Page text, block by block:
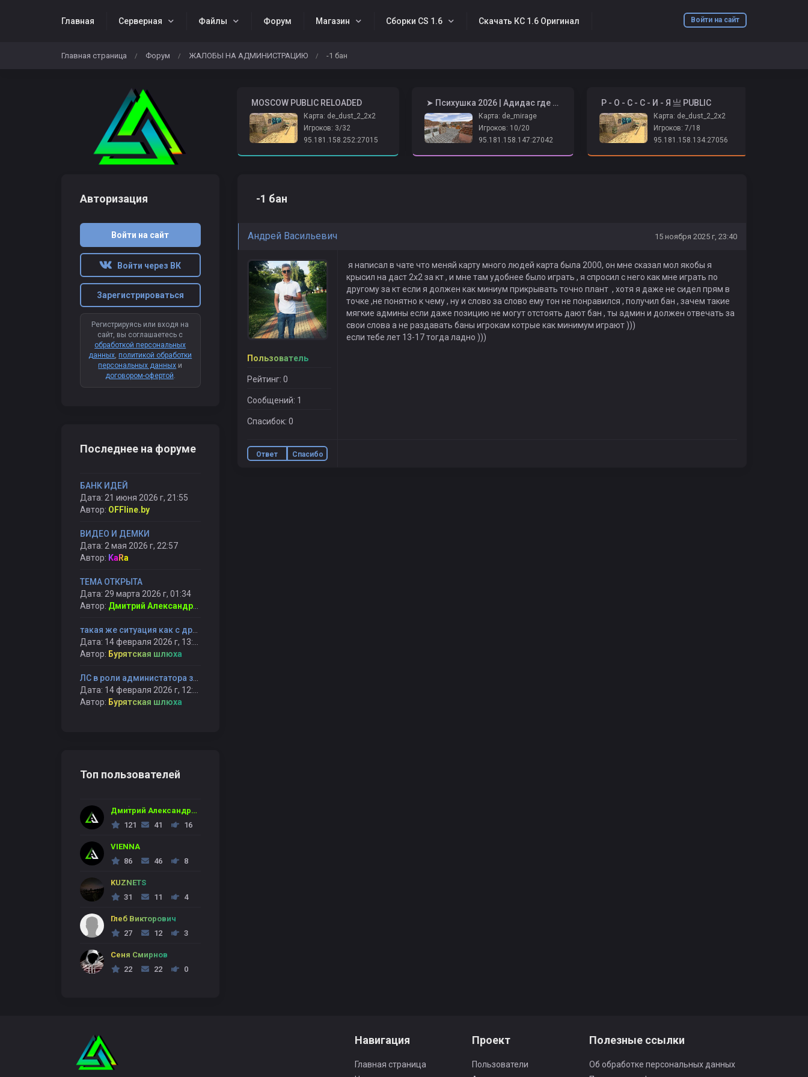
Войти на сайт
Главная Серверная Файлы Форум Магазин Сборки CS 1.6 Скачать КС 1.6 Оригинал
Жалобы Download CS 1.6
Главная страница / Форум / ЖАЛОБЫ НА АДМИНИСТРАЦИЮ / -1 бан
️ MOSCOW PUBLIC RELOADED
Карта: de_dust_2_2x2
Игроков: 3/32
95.181.158.252:27015
️ ➤ Психушка 2026 | Адидас где бабки? ➤
Карта: de_mirage
Игроков: 10/20
95.181.158.147:27042
️ Р - О - С - С - И - Я 亗 PUBLIC
Карта: de_dust_2_2x2
Игроков: 7/18
95.181.158.134:27056
-1 бан
Андрей Васильевич 15 ноября 2025 г, 23:40
Пользователь
Рейтинг: 0
Сообщений: 1
Спасибок: 0
я написал в чате что меняй карту много людей карта была 2000, он мне сказал мол якобы я
крысил на даст 2х2 за кт , и мне там удобнее было играть , я спросил с него как мне играть по
другому за кт если я должен как миниум прикрывать точно плант , хотя я даже не сидел прям в
точке ,не понятно к чему , ну и слово за слово ему тон не понравился , получил бан , зачем такие
мягкие админы если даже позицию не могут отстоять дают бан , ты админ и должен отвечать за
свои слова а не раздавать баны игрокам котрые как минимум играют )))
если тебе лет 13-17 тогда ладно )))
Ответ Спасибо
Авторизация
Войти на сайт
Войти через ВК
Зарегистрироваться
Регистрируясь или входя на
сайт, вы соглашаетесь с
обработкой персональных
данных,политикой обработки
персональных данных и
договором-офертой.
Последнее на форуме
БАНК ИДЕЙ
Дата: 21 июня 2026 г, 21:55
Автор: OFFline.by
ВИДЕО И ДЕМКИ
Дата: 2 мая 2026 г, 22:57
Автор: KaRa
ТЕМА ОТКРЫТА
Дата: 29 марта 2026 г, 01:34
Автор: Дмитрий Александрович
Автор: Бурятская шлюха
Автор: Бурятская шлюха
Топ пользователей
Дмитрий Александрович
121
41 16
VIENNA
86
46 8
KUZNETS
31
11 4
Глеб Викторович
27
12 3
Сеня Смирнов
22
22 0
Навигация
Главная страница
Проект
Пользователи
Полезные ссылки
Об обработке персональных данных